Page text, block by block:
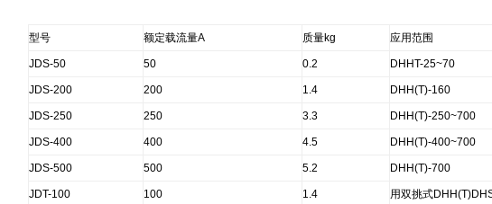
型号 额定载流量A 质量kg 应用范围
JDS-50 50 0.2 DHHT-25~70
JDS-200 200 1.4 DHH(T)-160
JDS-250 250 3.3 DHH(T)-250~700
JDS-400 400 4.5 DHH(T)-400~700
JDS-500 500 5.2 DHH(T)-700
JDT-100 100 1.4 用双挑式